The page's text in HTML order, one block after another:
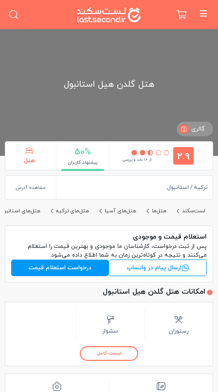
هتل گلدن هیل استانبول
گالری
2.9 از 12 نقد و بررسی
50%
پیشنهاد کاربران هتل
ترکیه استانبول مشاهده آدرس
لست‌سکند هتل‌ها هتل‌های آسیا هتل‌های ترکیه هتل‌های استانبول
استعلام قیمت و موجودی
پس از ثبت درخواست، کارشناسان ما موجودی و بهترین قیمت را استعلام
می‌کنند و نتیجه در کوتاه‌ترین زمان به شما اطلاع داده می‌شود.
ارسال پیام در واتساپ
درخواست استعلام قیمت
امکانات هتل گلدن هیل استانبول
رستوران سشوار
لیست کامل